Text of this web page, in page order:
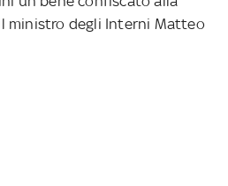
ministro degli Interni Matteo